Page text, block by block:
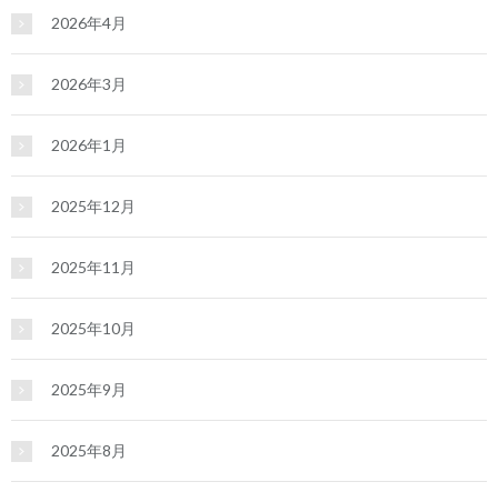
2026年4月
2026年3月
2026年1月
2025年12月
2025年11月
2025年10月
2025年9月
2025年8月